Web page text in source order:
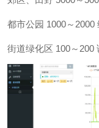
都市公园 1000～2000
街道绿化区 100～200